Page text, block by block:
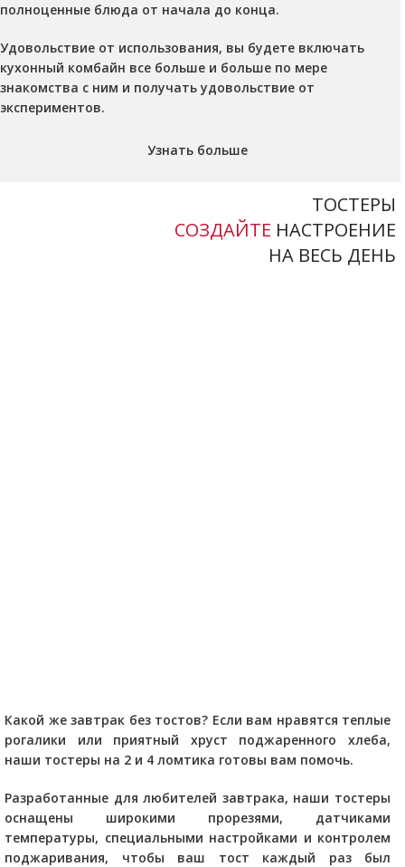
полноценные блюда от начала до конца.
Удовольствие от использования, вы будете включать
кухонный комбайн все больше и больше по мере
знакомства с ним и получать удовольствие от
экспериментов.
Узнать больше
ТОСТЕРЫ
СОЗДАЙТЕ НАСТРОЕНИЕ
НА ВЕСЬ ДЕНЬ
Какой же завтрак без тостов? Если вам нравятся теплые
рогалики или приятный хруст поджаренного хлеба,
наши тостеры на 2 и 4 ломтика готовы вам помочь.
Разработанные для любителей завтрака, наши тостеры
оснащены широкими прорезями, датчиками
температуры, специальными настройками и контролем
поджаривания, чтобы ваш тост каждый раз был